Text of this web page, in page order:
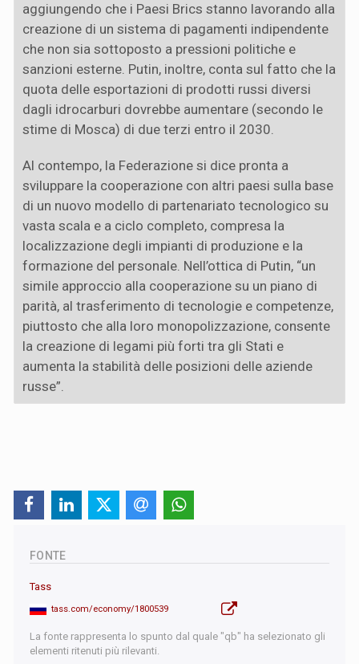
aggiungendo che i Paesi Brics stanno lavorando alla
creazione di un sistema di pagamenti indipendente
che non sia sottoposto a pressioni politiche e
sanzioni esterne. Putin, inoltre, conta sul fatto che la
quota delle esportazioni di prodotti russi diversi
dagli idrocarburi dovrebbe aumentare (secondo le
stime di Mosca) di due terzi entro il 2030.
Al contempo, la Federazione si dice pronta a
sviluppare la cooperazione con altri paesi sulla base
di un nuovo modello di partenariato tecnologico su
vasta scala e a ciclo completo, compresa la
localizzazione degli impianti di produzione e la
formazione del personale. Nell’ottica di Putin, “un
simile approccio alla cooperazione su un piano di
parità, al trasferimento di tecnologie e competenze,
piuttosto che alla loro monopolizzazione, consente
la creazione di legami più forti tra gli Stati e
aumenta la stabilità delle posizioni delle aziende
russe”.
FONTE
Tass
tass.com/economy/1800539
La fonte rappresenta lo spunto dal quale "qb" ha selezionato gli
elementi ritenuti più rilevanti.